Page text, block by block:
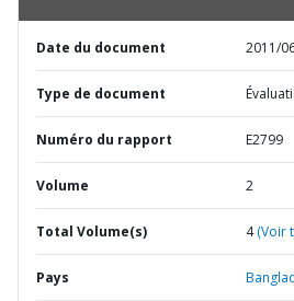
Date du document 2011/
Type de document
Numéro du rapport E2799
Volume 2
Total Volume(s) 4(Voir
Pays